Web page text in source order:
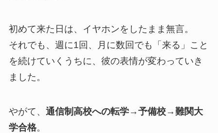
初めて来た日は、イヤホンをしたまま無言。
それでも、週に1回、月に数回でも「来る」こと
を続けていくうちに、彼の表情が変わっていき
ました。
やがて、 通信制高校への転学→予備校→難関大
学合格。